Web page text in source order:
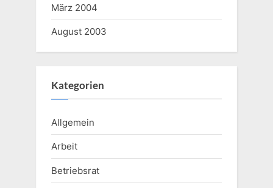
März 2004
August 2003
Kategorien
Allgemein
Arbeit
Betriebsrat